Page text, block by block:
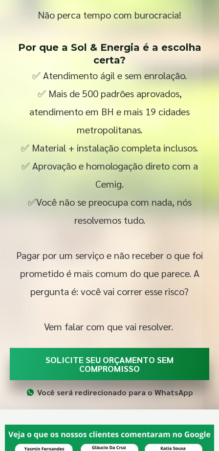
Não perca tempo com burocracia!
Por que a Sol & Energia é a escolha
certa?
✅ Atendimento ágil e sem enrolação.
✅ Mais de 500 padrões aprovados,
atendimento em BH e mais 19 cidades
metropolitanas.
✅ Material + instalação completa inclusos.
✅ Aprovação e homologação direto com a
Cemig.
✅Você não se preocupa com nada, nós
resolvemos tudo.
Pagar por um serviço e não receber o que foi
prometido é mais comum do que parece. A
pergunta é: você vai correr esse risco?
Vem falar com que vai resolver.
SOLICITE SEU ORÇAMENTO SEM
COMPROMISSO
Você será redirecionado para o WhatsApp